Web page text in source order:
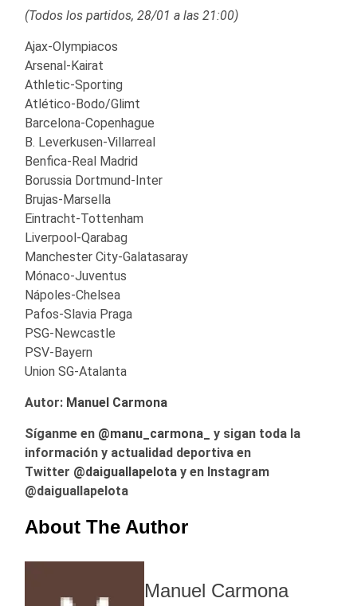
(Todos los partidos, 28/01 a las 21:00)
Ajax-Olympiacos
Arsenal-Kairat
Athletic-Sporting
Atlético-Bodo/Glimt
Barcelona-Copenhague
B. Leverkusen-Villarreal
Benfica-Real Madrid
Borussia Dortmund-Inter
Brujas-Marsella
Eintracht-Tottenham
Liverpool-Qarabag
Manchester City-Galatasaray
Mónaco-Juventus
Nápoles-Chelsea
Pafos-Slavia Praga
PSG-Newcastle
PSV-Bayern
Union SG-Atalanta
Autor: Manuel Carmona
Síganme en @manu_carmona_
y sigan toda la
información y actualidad deportiva en
Twitter @daiguallapelota y en Instagram
@daiguallapelota
About The Author
Manuel Carmona